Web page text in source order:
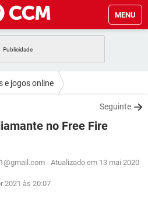
MENU
FACEBOOK
GMAIL
WHATSAPP
WHATSAPP
EXCEL
GMAIL
WHATSAPP
e jogos online
Seguinte
no Free Fire
- Atualizado em 13 mai 2020
2021 às 20:07